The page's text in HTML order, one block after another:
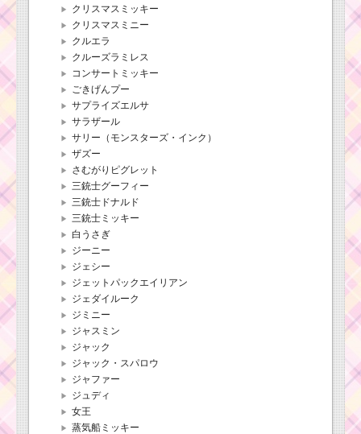
クリスマスミッキー
クリスマスミニー
クルエラ
クルーズラミレス
コンサートミッキー
ごきげんプー
サプライズエルサ
サラザール
サリー（モンスターズ・インク）
ザズー
さむがりピグレット
三銃士グーフィー
三銃士ドナルド
三銃士ミッキー
白うさぎ
ジーニー
ジェシー
ジェットパックエイリアン
ジェダイルーク
ジミニー
ジャスミン
ジャック
ジャック・スパロウ
ジャファー
ジュディ
女王
蒸気船ミッキー